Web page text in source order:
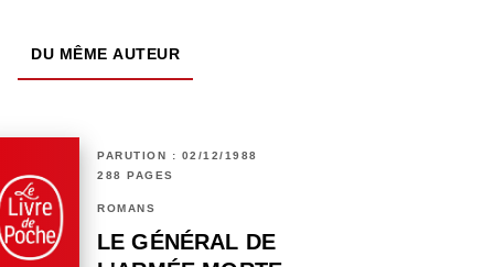
DU MÊME AUTEUR
PARUTION : 02/12/1988
288 PAGES
ROMANS
LE GÉNÉRAL DE